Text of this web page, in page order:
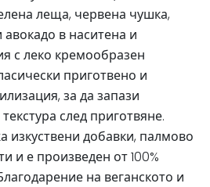
леща, червена чушка,
в наситена и
с леко кремообразен
приготвено и
за да запази
след приготвяне.
изкуствени добавки, палмово
и е произведен от 100%
на веганското и